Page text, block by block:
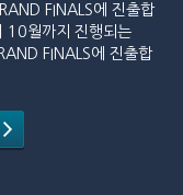
FINALS에 진출합
10월까지 진행되는
FINALS에 진출합